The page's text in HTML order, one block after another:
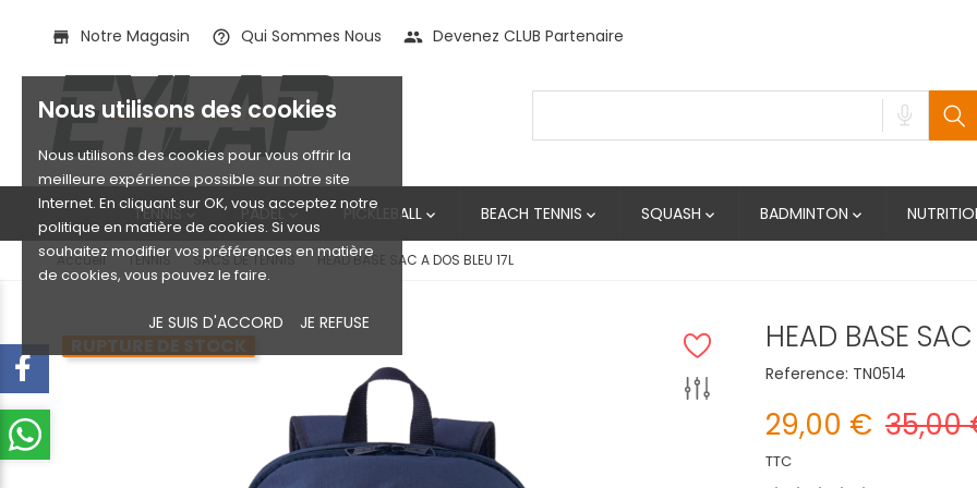
Nous utilisons des cookies
Nous utilisons des cookies pour vous offrir la
meilleure expérience possible sur notre site
Internet. En cliquant sur OK, vous acceptez notre
politique en matière de cookies. Si vous
souhaitez modifier vos préférences en matière
de cookies, vous pouvez le faire.
JE SUIS D'ACCORD JE REFUSE
store Notre Magasin help_outline Qui Sommes Nous people Devenez CLUB Partenaire
TENNIS PADEL PICKLEBALL  BEACH TENNIS  SQUASH  BADMINTON 
Accueil TENNIS SACS DE TENNIS HEAD BASE SAC A DOS BLEU 17L
RUPTURE DE STOCK HEAD BASE
Reference: TN0514
29,00 € 35,00
TTC